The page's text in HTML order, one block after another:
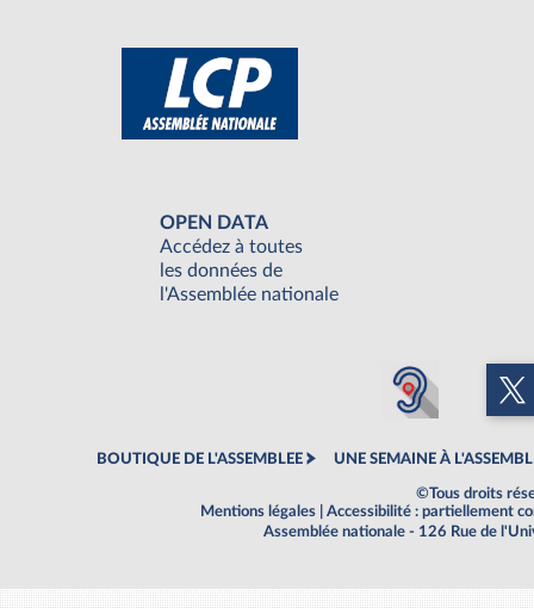
OPEN DATA
Accédez à toutes
les données de
l'Assemblée nationale
BOUTIQUE DE L'ASSEMBLEE UNE SEMAINE À
©Tous droits
Mentions légales
Accessibilité : partiellement
Assemblée nationale - 126 Rue de